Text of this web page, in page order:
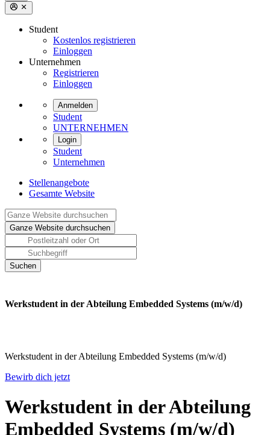
Student
Kostenlos registrieren
Einloggen
Unternehmen
Registrieren
Einloggen
Anmelden
Student
UNTERNEHMEN
Login
Student
Unternehmen
Stellenangebote
Gesamte Website
Werkstudent in der Abteilung Embedded Systems (m/w/d)
Werkstudent in der Abteilung Embedded Systems (m/w/d)
Bewirb dich jetzt
Werkstudent in der Abteilung
Embedded Systems (m/w/d)